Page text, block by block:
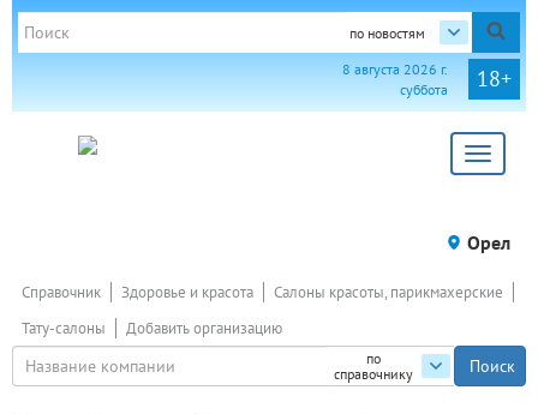
по новостям
18+
8 августа 2026 г.
суббота
Toggle
Орел
по
справочнику
Справочник Здоровье и красота
Салоны красоты, парикмахерские
Тату-салоны
Добавить организацию